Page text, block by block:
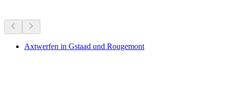
Axtwerfen in Gstaad und Rougemont